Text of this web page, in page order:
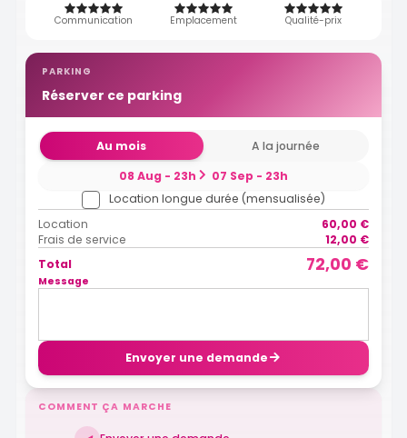
Communication Emplacement Qualité-prix
PARKING
Réserver ce parking
Au mois
A la journée
08 Aug - 23h
07 Sep - 23h
Location longue durée (mensualisée)
Location
60,00 €
Frais de service
12,00 €
Total
72,00 €
Message
Envoyer une demande
COMMENT ÇA MARCHE